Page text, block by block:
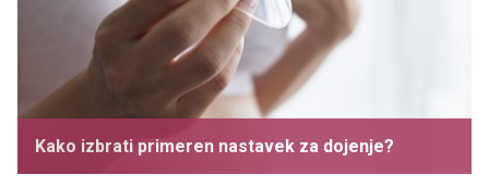
Kako izbrati primeren nastavek za dojenje?